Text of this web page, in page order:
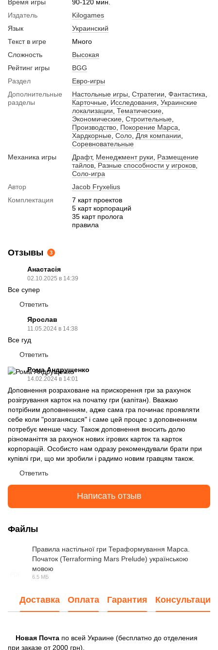
Время игры
90-120 мин.
Издатель
Kilogames
Язык
Украинский
Текст в игре
Много
Сложность
Высокая
Рейтинг игры
BGG
Раздел
Евро-игры
Дополнительные
разделы
Настольные игры Стратегии Фантастика
Карточные Исследования Украинские
локализации Тематические
Экономические Строительные
Производство Покорение Марса
Хардкорные Соло Для компании
Соревновательные
Механика игры
Драфт, Менеджмент руки
Размещение
тайлов Разные способности у игроков
Соло-игра
Автор
Jacob Fryxelius
Комплектация
7 карт проектов
5 карт корпораций
35 карт пролога
правила
Отзывы 3
Анастасія
02.10.2025 в 14:39
Все супер
Ответить
Ярослав
11.05.2024 в 14:38
Все гуд
Ответить
Рома Андрущенко
14.02.2024 в 14:01
Доповнення розраховане на прискорення гри за рахунок
розігрування карток на початку гри (капітан). Вважаю
потрібним доповненням, адже сама гра починає проявляти
себе коли "розганяєшся" і саме цей процес з доповненням
потребує менше часу. Також доповнення вносить долю
різноманіття за рахунок нових ігрових карток та карток
корпорацій. Особисто нам одразу рекомендували брати при
купівлі гри, що ми зробили і радимо новим гравцям також.
Ответить
Написать отзыв
Файлы
Правила настільної гри Тераформування Марса.
Початок (Terraforming Mars Prelude) українською
мовою
6.5 МБ
Доставка Оплата Гарантия Консультация
Новая Почта по всей Украине (бесплатно до отделения
при заказе от 2000 грн).